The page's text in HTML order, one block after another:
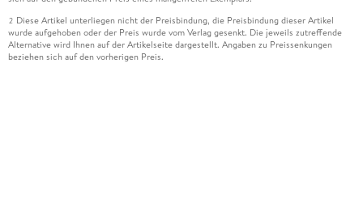
2 Diese Artikel unterliegen nicht der Preisbindung, die Preisbindung dieser Artikel
wurde aufgehoben oder der Preis wurde vom Verlag gesenkt. Die jeweils zutreffende
Alternative wird Ihnen auf der Artikelseite dargestellt. Angaben zu Preissenkungen
beziehen sich auf den vorherigen Preis.